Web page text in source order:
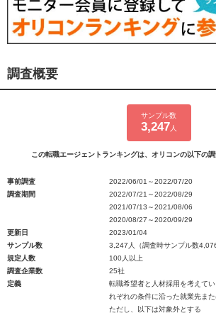
調査概要
サンプル数
3,247 人
この転職エージェントランキングは、オリコンの以下の調
事前調査
2022/06/01～2022/07/20
調査期間
2022/07/21～2022/08/29
2021/07/13～2021/08/06
2020/08/27～2020/09/29
更新日
2023/01/04
サンプル数
3,247人（調査時サンプル数4,076
規定人数
100人以上
調査企業数
25社
定義
転職希望者と人材採用を考えて
れぞれの条件に沿った就業先ま
ただし、以下は対象外とする